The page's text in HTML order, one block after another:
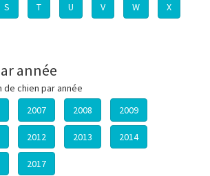
S T U V W X
année
de chien par année
2007 2008 2009
2012 2013 2014
2017